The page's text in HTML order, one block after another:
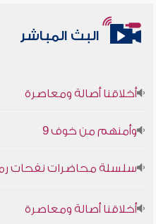
البث المباشر
أخلاقنا أصالة ومعاصرة
وأمنهم من خوف 9
سلسلة محاضرات نفحات
أخلاقنا أصالة ومعاصرة